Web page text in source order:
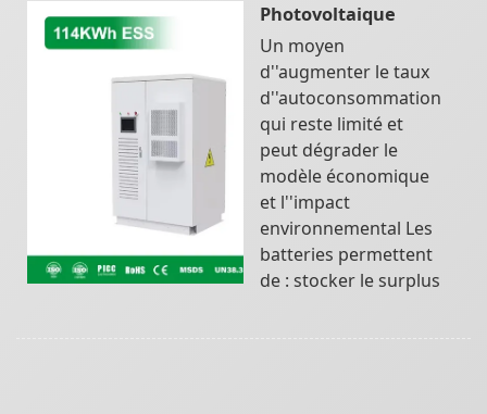
Photovoltaique
Un moyen
d''augmenter le taux
d''autoconsommation
qui reste limité et
peut dégrader le
modèle économique
et l''impact
environnemental Les
batteries permettent
de : stocker le surplus